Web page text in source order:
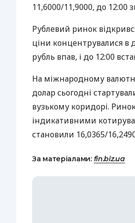
11,6000/11,9000, до 12:00
Рублевий ринок
ціни концентрувалися в
рубль впав, і до 12:00
На міжнародному
долар сьогодні
вузькому коридорі.
індикативними
становили 16,0365/
За матеріалами: fin.biz.ua